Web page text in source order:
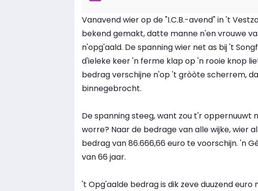
Vanavend wier op de "I.C.B.-avend" in 't
bekend gemakt, datte manne n'en vrouwe
n'opg'aald. De spanning wier net as bij 't
d'ieleke keer 'n ferme klap op 'n rooie knop
bedrag verschijne n'op 't gròòte scherrem,
binnegebrocht.
De spanning steeg, want zou t'r oppernuuwt
worre? Naar de bedrage van alle wijke, wier
bedrag van 86.666,66 euro te voorschijn. 'n
van 66 jaar.
't Opg'aalde bedrag is dik zeve duuzend